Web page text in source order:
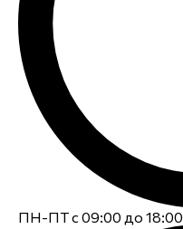
ПН-ПТ с 09:00 до 18:00